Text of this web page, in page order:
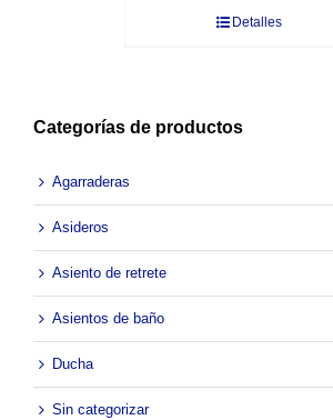
Detalles
Categorías de productos
Agarraderas
Asideros
Asiento de retrete
Asientos de baño
Ducha
Sin categorizar